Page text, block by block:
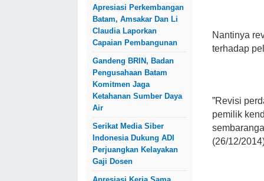
Apresiasi Perkembangan
Batam, Amsakar Dan Li
Claudia Laporkan
Capaian Pembangunan
Gandeng BRIN, Badan
Pengusahaan Batam
Komitmen Jaga
Ketahanan Sumber Daya
Air
Serikat Media Siber
Indonesia Dukung ADI
Perjuangkan Kelayakan
Gaji Dosen
Nantinya
terhadap
”Revisi
pemilik
(26/12/